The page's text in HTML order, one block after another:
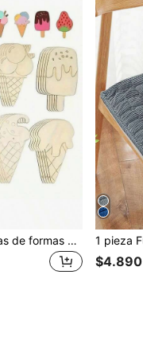
Conjunto de 32 piezas de formas de helado de madera sin terminar, adecuado para manualidades y decoraciones DIY, con etiquetas de regalo - Proyecto de arte de verano pintado a mano, adecuado para el hogar, fiesta, boda
$4.890